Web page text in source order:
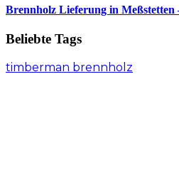
Brennholz Lieferung in Meßstetten
Beliebte Tags
timberman brennholz